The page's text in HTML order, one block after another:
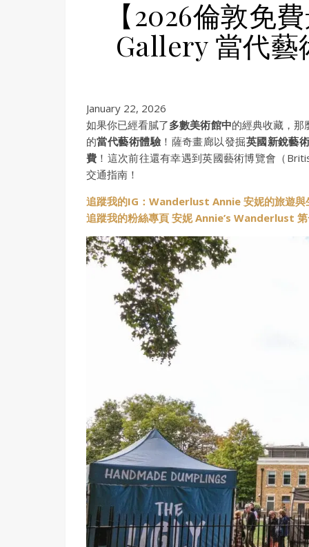
【2026倫敦免
Gallery 當代
January 22, 2026
如果你已經看膩了多數美術館中的經典收藏，那
的當代藝術體驗！薩奇畫廊以發掘英國新銳藝
費 ！這次前往還有幸遇到英國藝術博覽會（
交通指南！
追蹤我的IG：Wanderlust Annie 安妮的旅遊與
追蹤我的粉絲專頁 安妮 Annie’s Wanderlust